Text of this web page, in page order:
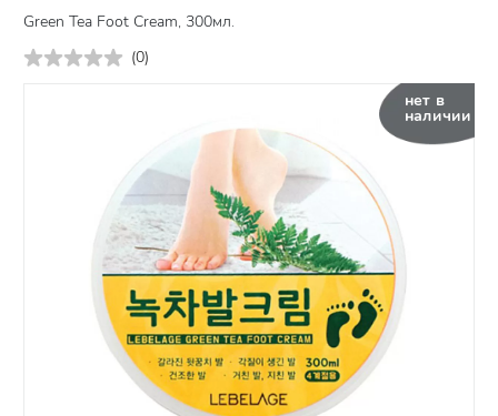
Green Tea Foot Cream, 300мл.
(0)
нет в
наличии